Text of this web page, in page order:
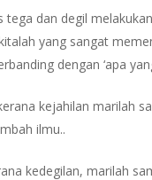
tega dan degil
yang sangat
dengan ‘apa
kejahilan marilah
ilmu..
kedegilan, marilah